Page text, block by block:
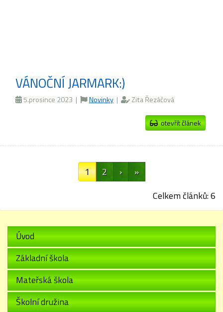
VÁNOČNÍ JARMARK:)
5.prosince 2023 | Novinky | Zita Řezáčová
otevřít článek
1 2 ›
»
Celkem článků: 6
Úvod
Základní škola
Mateřská škola
Školní družina